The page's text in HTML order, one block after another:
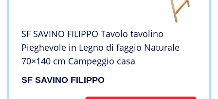
SF SAVINO FILIPPO Tavolo tavolino
Pieghevole in Legno di faggio Naturale
70×140 cm Campeggio casa
SF SAVINO FILIPPO